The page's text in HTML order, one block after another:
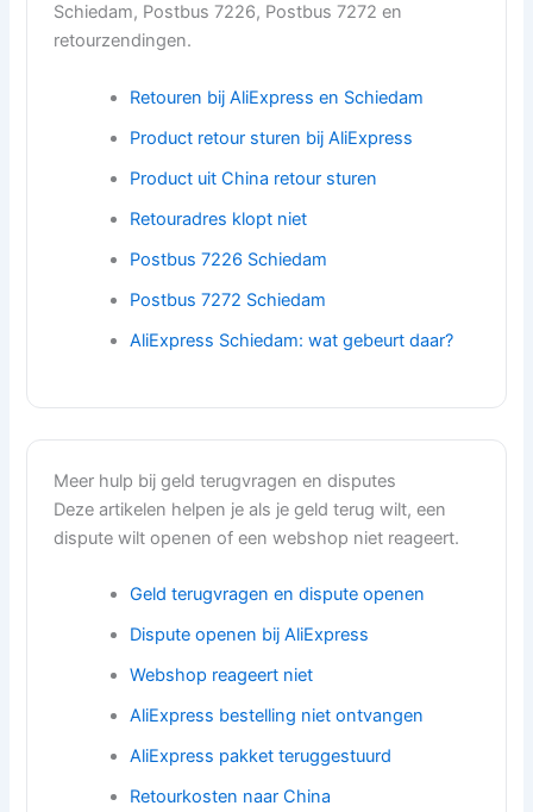
Schiedam, Postbus 7226, Postbus 7272 en
retourzendingen.
Retouren bij AliExpress en Schiedam
Product retour sturen bij AliExpress
Product uit China retour sturen
Retouradres klopt niet
Postbus 7226 Schiedam
Postbus 7272 Schiedam
AliExpress Schiedam: wat gebeurt daar?
Meer hulp bij geld terugvragen en disputes
Deze artikelen helpen je als je geld terug wilt, een
dispute wilt openen of een webshop niet reageert.
Geld terugvragen en dispute openen
Dispute openen bij AliExpress
Webshop reageert niet
AliExpress bestelling niet ontvangen
AliExpress pakket teruggestuurd
Retourkosten naar China